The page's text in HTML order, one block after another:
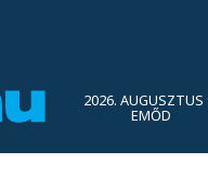
2026. AUGUSZTUS
EMŐD